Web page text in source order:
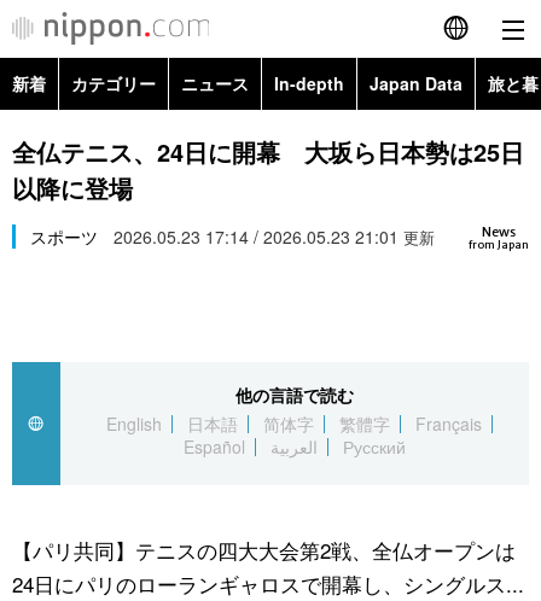
English
简体字
Русский
カテゴリー
経済・ビジネス
国際
文化
トップ
アーカイブ
In-depth
Japan Data
動画/Live
新着 カテゴリー ニュース In-depth Japan Data 旅と
政治・外交
経済・ビジネス
スポーツ・東京2020
Topics
全仏テニス、24日に開幕 大坂ら日本勢は25日
以降に登場
News
from Japan
スポーツ 2026.05.23 17:14 / 2026.05.23 21:01 更新
他の言語で読む
English
日本語 简体字 繁體字
Français
Español
العربية Русский
【パリ共同】テニスの四大大会第2戦、全仏オープンは
24日にパリのローランギャロスで開幕し、シングルス...